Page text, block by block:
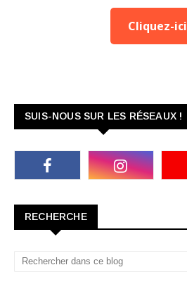
Cliquez-ici
SUIS-NOUS SUR LES RÉSEAUX !
RECHERCHE